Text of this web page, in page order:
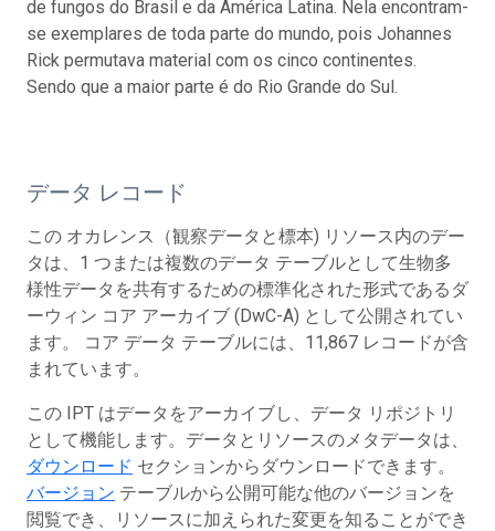
de fungos do Brasil e da América Latina. Nela encontram-
se exemplares de toda parte do mundo, pois Johannes
Rick permutava material com os cinco continentes.
Sendo que a maior parte é do Rio Grande do Sul.
データ レコード
この オカレンス（観察データと標本) リソース内のデー
タは、1 つまたは複数のデータ テーブルとして生物多
様性データを共有するための標準化された形式であるダ
ーウィン コア アーカイブ (DwC-A) として公開されてい
ます。 コア データ テーブルには、11,867 レコードが含
まれています。
この IPT はデータをアーカイブし、データ リポジトリ
として機能します。データとリソースのメタデータは、
ダウンロード セクションからダウンロードできます。
バージョン テーブルから公開可能な他のバージョンを
閲覧でき、リソースに加えられた変更を知ることができ